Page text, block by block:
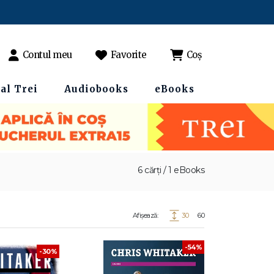
Contul meu Favorite Coș
Trei Audiobooks eBooks
6 cărți / 1 eBooks
Afișează: 30 60
-30% -54%